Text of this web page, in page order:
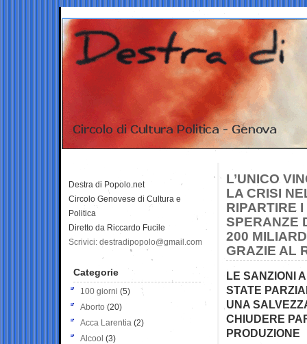
L’UNICO
LA CRISI
RIPARTIRE
SPERANZE
200
GRAZIE AL
LE SANZIONI
STATE
UNA
CHIUDERE
PRODUZIONE
Destra di Popolo.net
Circolo Genovese di Cultura e
Politica
Diretto da Riccardo Fucile
Scrivici: destradipopolo@gmail.com
Categorie
100 giorni (5)
Aborto (20)
Acca Larentia (2)
Alcool (3)